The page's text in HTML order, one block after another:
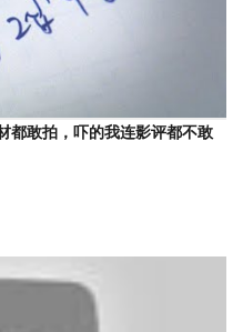
都敢拍，吓的我连影评都不敢